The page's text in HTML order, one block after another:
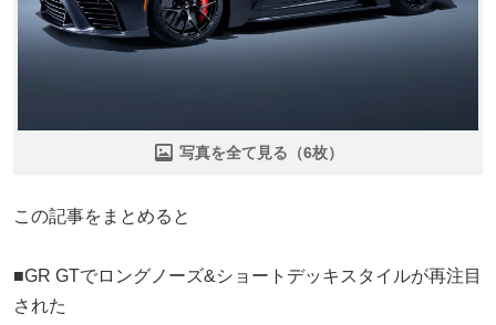
写真を全て見る（6枚）
この記事をまとめると
■GR GTでロングノーズ&ショートデッキスタイルが再注目
された